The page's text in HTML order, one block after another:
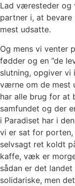
Lad væresteder og
partner i, at
mest udsatte.
Og mens vi venter
fødder og en ”de
slutning, opgiver vi
værne om de mest
har alle brug for at
samfundet og der
i Paradiset har i
vi er sat for
selvsagt ret koldt
kaffe, væk er
sådan er det
solidariske, men